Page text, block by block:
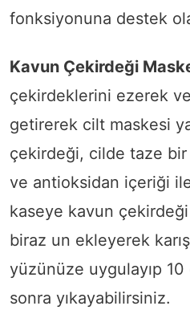
fonksiyonuna destek
Kavun Çekirdeği
çekirdeklerini ezerek
getirerek cilt maskesi
çekirdeği, cilde taze bir
ve antioksidan içeriği
kaseye kavun
biraz un ekleyerek
yüzünüze uygulayıp
sonra yıkayabilirsiniz.